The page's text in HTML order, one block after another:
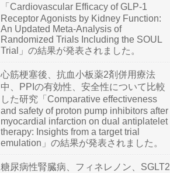
「Cardiovascular Efficacy of GLP-1
Receptor Agonists by Kidney Function:
An Updated Meta-Analysis of
Randomized Trials Including the SOUL
Trial」の結果が発表されました。
心筋梗塞後、抗血小板薬2剤併用療法
中、PPIの有効性、安全性について比較
した研究「Comparative effectiveness
and safety of proton pump inhibitors after
myocardial infarction on dual antiplatelet
therapy: Insights from a target trial
emulation」の結果が発表されました。
糖尿病性腎臓病、フィネレノン、SGLT2